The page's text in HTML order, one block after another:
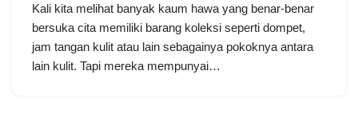
Kali kita melihat banyak kaum hawa yang benar-benar
bersuka cita memiliki barang koleksi seperti dompet,
jam tangan kulit atau lain sebagainya pokoknya antara
lain kulit. Tapi mereka mempunyai…